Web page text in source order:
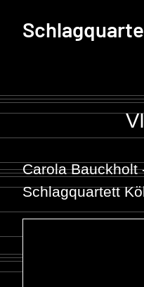
Carola Bauckholt
Schlagquartett